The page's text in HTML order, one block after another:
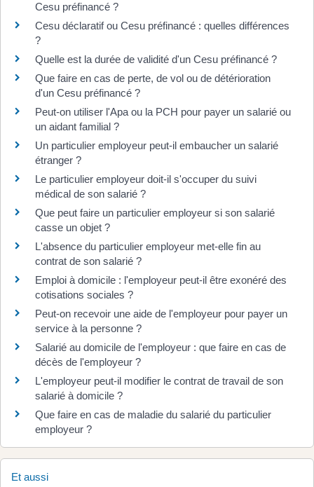
Cesu préfinancé ?
Cesu déclaratif ou Cesu préfinancé : quelles différences
?
Quelle est la durée de validité d'un Cesu préfinancé ?
Que faire en cas de perte, de vol ou de détérioration
d'un Cesu préfinancé ?
Peut-on utiliser l'Apa ou la PCH pour payer un salarié ou
un aidant familial ?
Un particulier employeur peut-il embaucher un salarié
étranger ?
Le particulier employeur doit-il s'occuper du suivi
médical de son salarié ?
Que peut faire un particulier employeur si son salarié
casse un objet ?
L'absence du particulier employeur met-elle fin au
contrat de son salarié ?
Emploi à domicile : l'employeur peut-il être exonéré des
cotisations sociales ?
Peut-on recevoir une aide de l'employeur pour payer un
service à la personne ?
Salarié au domicile de l'employeur : que faire en cas de
décès de l'employeur ?
L'employeur peut-il modifier le contrat de travail de son
salarié à domicile ?
Que faire en cas de maladie du salarié du particulier
employeur ?
Et aussi